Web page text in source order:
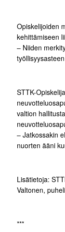
Opiskelijoiden
kehittämiseen
– Niiden
STTK-
valtion
– Jatkossakin
nuorten ääni
Lisätietoja:
Valtonen,
***